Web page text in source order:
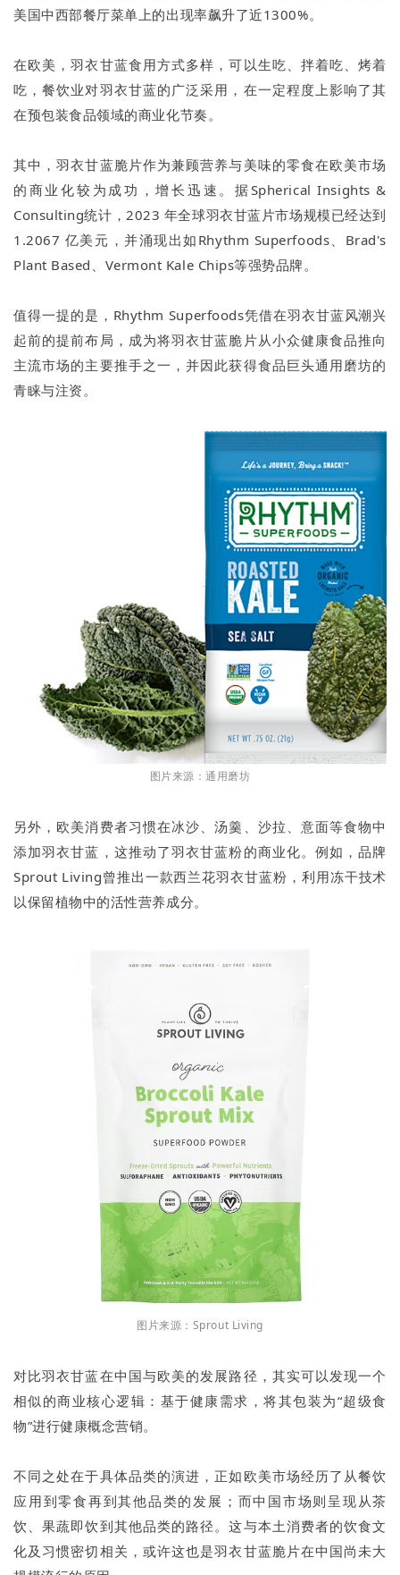
美国中西部餐厅菜单上的出现率飙升了近1300%。
在欧美，羽衣甘蓝食用方式多样，可以生吃、拌着吃、烤着
吃，餐饮业对羽衣甘蓝的广泛采用，在一定程度上影响了其
在预包装食品领域的商业化节奏。
其中，羽衣甘蓝脆片作为兼顾营养与美味的零食在欧美市场
的商业化较为成功，增长迅速。据Spherical Insights &
Consulting统计，2023 年全球羽衣甘蓝片市场规模已经达到
1.2067 亿美元，并涌现出如Rhythm Superfoods、Brad's
Plant Based、Vermont Kale Chips等强势品牌。
值得一提的是，Rhythm Superfoods凭借在羽衣甘蓝风潮兴
起前的提前布局，成为将羽衣甘蓝脆片从小众健康食品推向
主流市场的主要推手之一，并因此获得食品巨头通用磨坊的
青睐与注资。
图片来源：通用磨坊
另外，欧美消费者习惯在冰沙、汤羹、沙拉、意面等食物中
添加羽衣甘蓝，这推动了羽衣甘蓝粉的商业化。例如，品牌
Sprout Living曾推出一款西兰花羽衣甘蓝粉，利用冻干技术
以保留植物中的活性营养成分。
图片来源：Sprout Living
对比羽衣甘蓝在中国与欧美的发展路径，其实可以发现一个
相似的商业核心逻辑：基于健康需求，将其包装为“超级食
物”进行健康概念营销。
不同之处在于具体品类的演进，正如欧美市场经历了从餐饮
应用到零食再到其他品类的发展；而中国市场则呈现从茶
饮、果蔬即饮到其他品类的路径。这与本土消费者的饮食文
化及习惯密切相关，或许这也是羽衣甘蓝脆片在中国尚未大